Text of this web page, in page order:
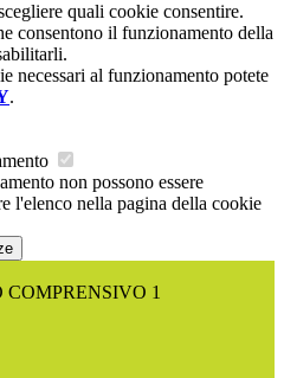
quali cookie consentire.
consentono il funzionamento della
necessari al funzionamento potete
.
non possono essere
l'elenco nella pagina della cookie
COMPRENSIVO 1